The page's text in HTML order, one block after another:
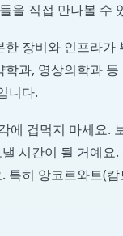
을 직접 만나볼 수
장비와 인프라
과, 영상의학과
니다.
겁먹지 마세요.
시간이 될 거예
히 앙코르와트(